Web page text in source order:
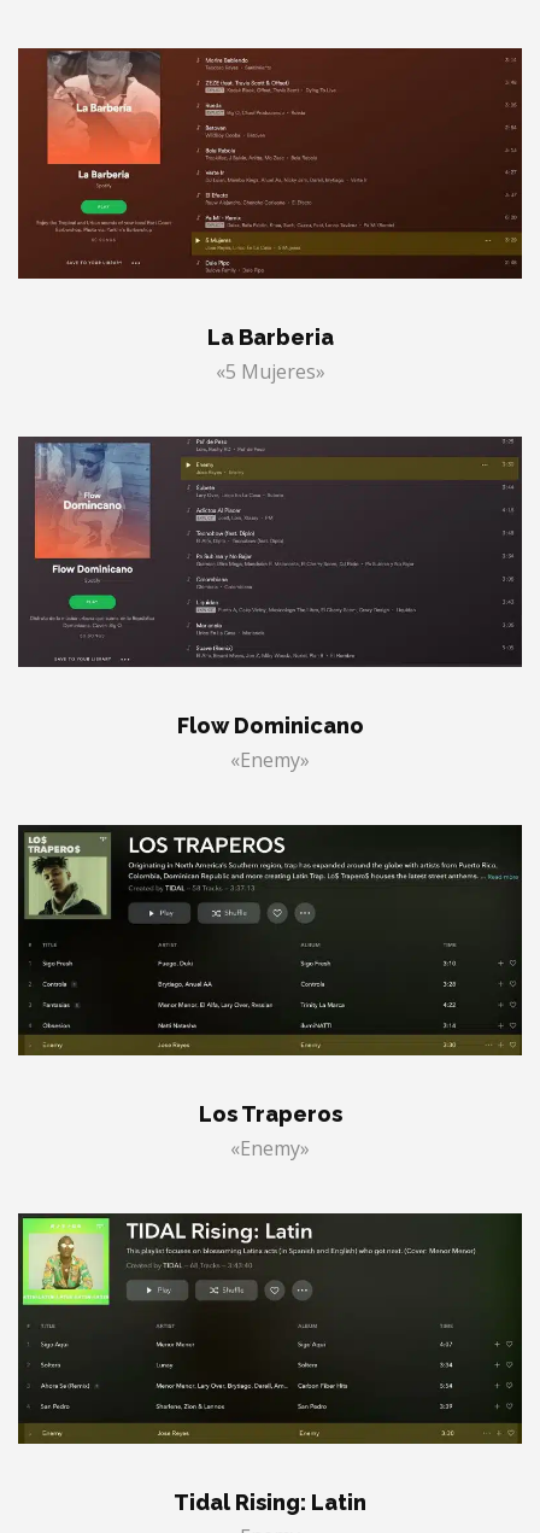
La Barberia
«5 Mujeres»
Flow Dominicano
«Enemy»
Los Traperos
«Enemy»
Tidal Rising: Latin